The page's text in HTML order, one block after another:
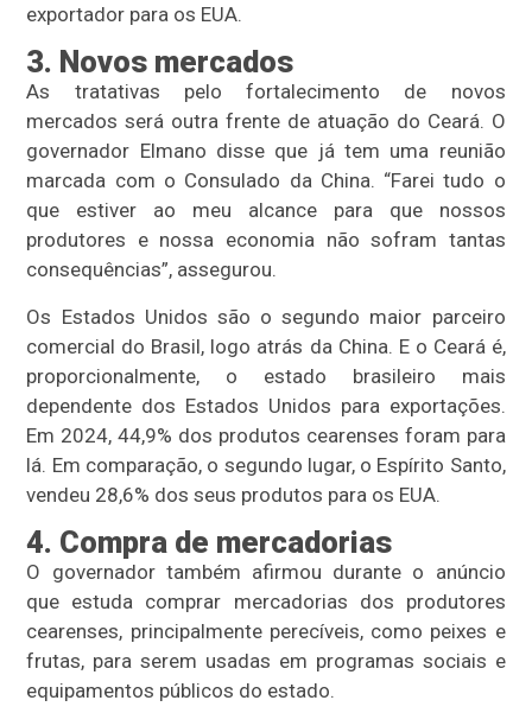
exportador para os EUA.
3. Novos mercados
As tratativas pelo fortalecimento de novos
mercados será outra frente de atuação do Ceará. O
governador Elmano disse que já tem uma reunião
marcada com o Consulado da China. “Farei tudo o
que estiver ao meu alcance para que nossos
produtores e nossa economia não sofram tantas
consequências”, assegurou.
Os Estados Unidos são o segundo maior parceiro
comercial do Brasil, logo atrás da China. E o Ceará é,
proporcionalmente, o estado brasileiro mais
dependente dos Estados Unidos para exportações.
Em 2024, 44,9% dos produtos cearenses foram para
lá. Em comparação, o segundo lugar, o Espírito Santo,
vendeu 28,6% dos seus produtos para os EUA.
4. Compra de mercadorias
O governador também afirmou durante o anúncio
que estuda comprar mercadorias dos produtores
cearenses, principalmente perecíveis, como peixes e
frutas, para serem usadas em programas sociais e
equipamentos públicos do estado.